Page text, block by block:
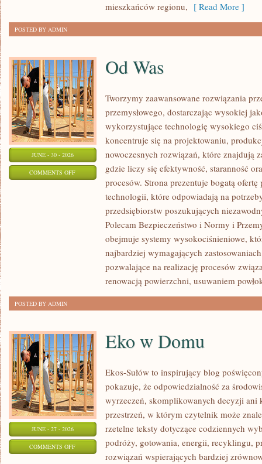
mieszkańców regionu, [ Read More ]
POSTED BY ADMIN
JUNE - 30 - 2026
COMMENTS OFFON
Od Was
Tworzymy zaawansowane rozwiązania
przemysłowego, dostarczając wysokiej
wykorzystujące technologię wysokiego
koncentruje się na projektowaniu,
nowoczesnych rozwiązań, które znajdują
gdzie liczy się efektywność, staranność
procesów. Strona prezentuje bogatą ofertę
technologii, które odpowiadają na
przedsiębiorstw poszukujących
Polecam Bezpieczeństwo i Normy i
obejmuje systemy wysokociśnieniowe,
najbardziej wymagających
pozwalające na realizację procesów
renowacją powierzchni, usuwaniem
POSTED BY ADMIN
JUNE - 27 - 2026
COMMENTS OFFON
Eko w Domu
Ekos-Sułów to inspirujący blog
pokazuje, że odpowiedzialność za
wyrzeczeń, skomplikowanych decyzji ani
przestrzeń, w którym czytelnik może
rzetelne teksty dotyczące codziennych
podróży, gotowania, energii, recyklingu,
rozwiązań wspierających bardziej